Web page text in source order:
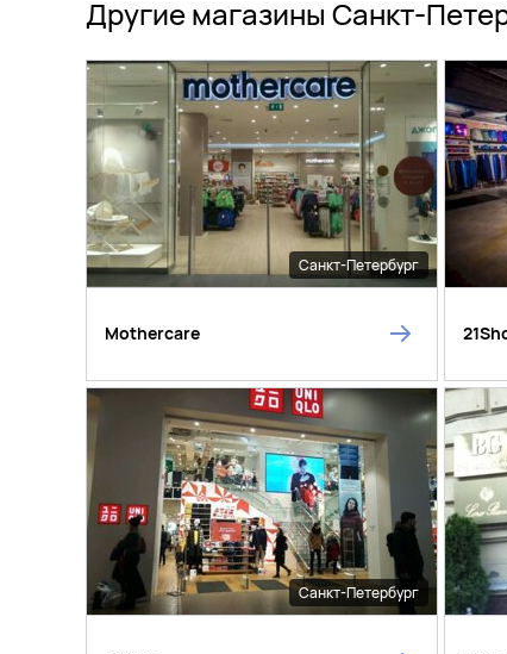
Другие магазины Санкт-
Санкт-Петербург
Mothercare
Санкт-Петербург